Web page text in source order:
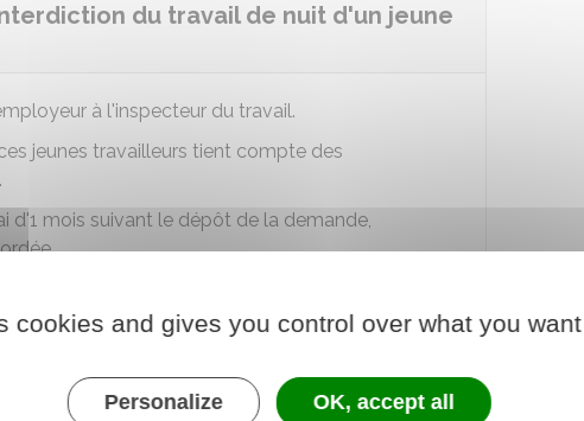
du travail de nuit d'un jeune
à l'inspecteur du travail.
jeunes travailleurs tient compte des
d'1 mois suivant le dépôt de la demande,
d'1 an maximum renouvelable.
pour faire travailler un jeune de moins de
cookies and gives you control over what you
Personalize OK, accept all